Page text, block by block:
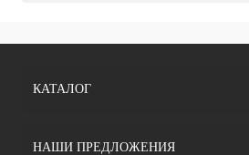
КАТАЛОГ
НАШИ ПРЕДЛОЖЕНИЯ